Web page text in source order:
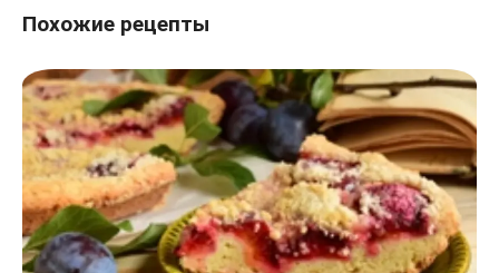
Похожие рецепты